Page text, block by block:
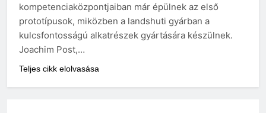
kompetenciaközpontjaiban már épülnek az első
prototípusok, miközben a landshuti gyárban a
kulcsfontosságú alkatrészek gyártására készülnek.
Joachim Post,…
Teljes cikk elolvasása